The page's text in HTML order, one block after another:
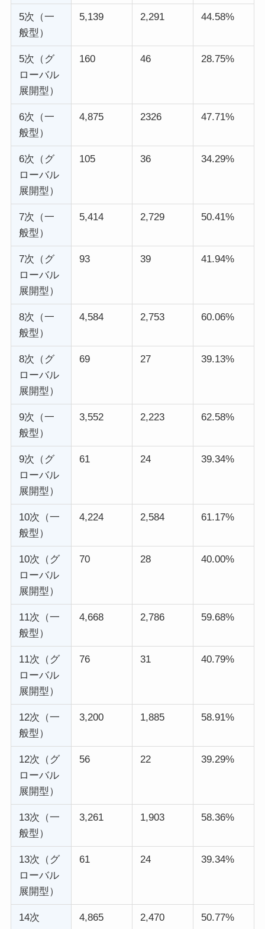
5次（一
般型）
5,139 2,291 44.58%
5次（グ
ローバル
展開型）
160 46 28.75%
6次（一
般型）
4,875 2326 47.71%
6次（グ
ローバル
展開型）
105 36 34.29%
7次（一
般型）
5,414 2,729 50.41%
7次（グ
ローバル
展開型）
93 39 41.94%
8次（一
般型）
4,584 2,753 60.06%
8次（グ
ローバル
展開型）
69 27 39.13%
9次（一
般型）
3,552 2,223 62.58%
9次（グ
ローバル
展開型）
61 24 39.34%
10次（一
般型）
4,224 2,584 61.17%
10次（グ
ローバル
展開型）
70 28 40.00%
11次（一
般型）
4,668 2,786 59.68%
11次（グ
ローバル
展開型）
76 31 40.79%
12次（一
般型）
3,200 1,885 58.91%
12次（グ
ローバル
展開型）
56 22 39.29%
13次（一
般型）
3,261 1,903 58.36%
13次（グ
ローバル
展開型）
61 24 39.34%
14次 4,865 2,470 50.77%